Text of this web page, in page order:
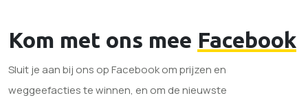
Kom met ons mee Facebook
Sluit je aan bij ons op Facebook om prijzen en
weggeefacties te winnen, en om de nieuwste